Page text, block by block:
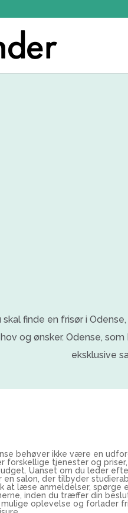
skal finde en frisør i
og ønsker. Odense,
eksklusive
behøver ikke være en
forskellige tjenester og
Uanset om du leder
en salon, der tilbyder
at læse anmeldelser, spørge
inden du træffer din
oplevelse og forlader